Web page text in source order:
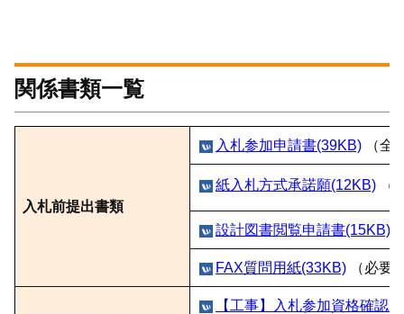
関係書類一覧
入札前提出書類
入札参加申請書(39KB) （全
紙入札方式承諾願(12KB) （
設計図書閲覧申請書(15KB)
FAX質問用紙(33KB) （必要
【工事】入札参加資格確認